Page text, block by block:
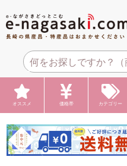
オススメ 価格帯 カテゴリー